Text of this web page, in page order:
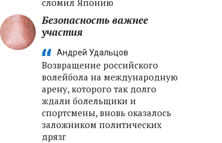
сломил Японию
Безопасность важнее
участия
Андрей Удальцов
Возвращение российского
волейбола на международную
арену, которого так долго
ждали болельщики и
спортсмены, вновь оказалось
заложником политических
дрязг